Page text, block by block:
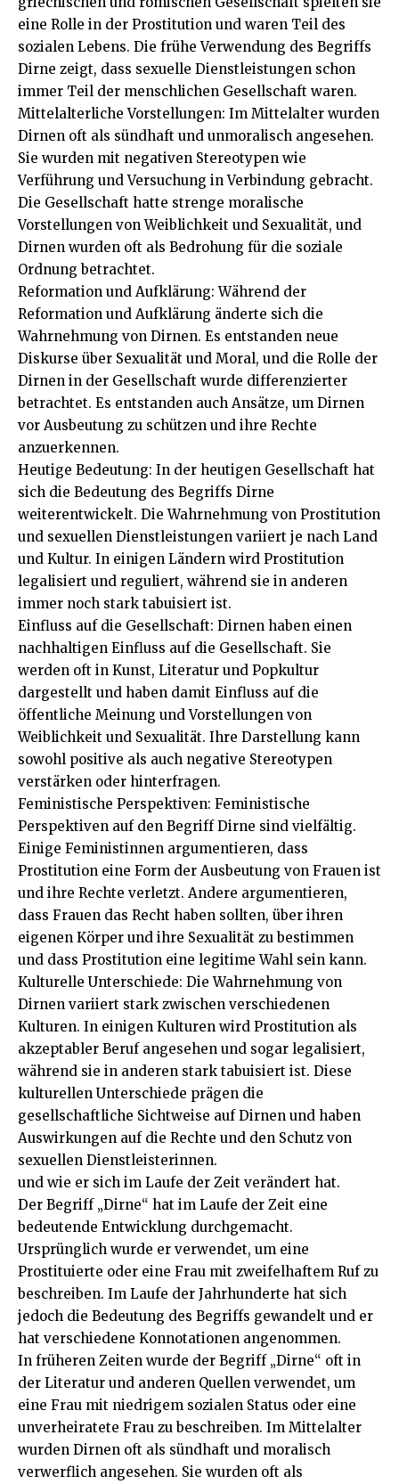
eine Rolle in der Prostitution und waren Teil des
sozialen Lebens. Die frühe Verwendung des Begriffs
Dirne zeigt, dass sexuelle Dienstleistungen schon
immer Teil der menschlichen Gesellschaft waren.
Mittelalterliche Vorstellungen: Im Mittelalter wurden
Dirnen oft als sündhaft und unmoralisch angesehen.
Sie wurden mit negativen Stereotypen wie
Verführung und Versuchung in Verbindung gebracht.
Die Gesellschaft hatte strenge moralische
Vorstellungen von Weiblichkeit und Sexualität, und
Dirnen wurden oft als Bedrohung für die soziale
Ordnung betrachtet.
Reformation und Aufklärung: Während der
Reformation und Aufklärung änderte sich die
Wahrnehmung von Dirnen. Es entstanden neue
Diskurse über Sexualität und Moral, und die Rolle der
Dirnen in der Gesellschaft wurde differenzierter
betrachtet. Es entstanden auch Ansätze, um Dirnen
vor Ausbeutung zu schützen und ihre Rechte
anzuerkennen.
Heutige Bedeutung: In der heutigen Gesellschaft hat
sich die Bedeutung des Begriffs Dirne
weiterentwickelt. Die Wahrnehmung von Prostitution
und sexuellen Dienstleistungen variiert je nach Land
und Kultur. In einigen Ländern wird Prostitution
legalisiert und reguliert, während sie in anderen
immer noch stark tabuisiert ist.
Einfluss auf die Gesellschaft: Dirnen haben einen
nachhaltigen Einfluss auf die Gesellschaft. Sie
werden oft in Kunst, Literatur und Popkultur
dargestellt und haben damit Einfluss auf die
öffentliche Meinung und Vorstellungen von
Weiblichkeit und Sexualität. Ihre Darstellung kann
sowohl positive als auch negative Stereotypen
verstärken oder hinterfragen.
Feministische Perspektiven: Feministische
Perspektiven auf den Begriff Dirne sind vielfältig.
Einige Feministinnen argumentieren, dass
Prostitution eine Form der Ausbeutung von Frauen ist
und ihre Rechte verletzt. Andere argumentieren,
dass Frauen das Recht haben sollten, über ihren
eigenen Körper und ihre Sexualität zu bestimmen
und dass Prostitution eine legitime Wahl sein kann.
Kulturelle Unterschiede: Die Wahrnehmung von
Dirnen variiert stark zwischen verschiedenen
Kulturen. In einigen Kulturen wird Prostitution als
akzeptabler Beruf angesehen und sogar legalisiert,
während sie in anderen stark tabuisiert ist. Diese
kulturellen Unterschiede prägen die
gesellschaftliche Sichtweise auf Dirnen und haben
Auswirkungen auf die Rechte und den Schutz von
sexuellen Dienstleisterinnen.
und wie er sich im Laufe der Zeit verändert hat.
Der Begriff „Dirne“ hat im Laufe der Zeit eine
bedeutende Entwicklung durchgemacht.
Ursprünglich wurde er verwendet, um eine
Prostituierte oder eine Frau mit zweifelhaftem Ruf zu
beschreiben. Im Laufe der Jahrhunderte hat sich
jedoch die Bedeutung des Begriffs gewandelt und er
hat verschiedene Konnotationen angenommen.
In früheren Zeiten wurde der Begriff „Dirne“ oft in
der Literatur und anderen Quellen verwendet, um
eine Frau mit niedrigem sozialen Status oder eine
unverheiratete Frau zu beschreiben. Im Mittelalter
wurden Dirnen oft als sündhaft und moralisch
verwerflich angesehen. Sie wurden oft als